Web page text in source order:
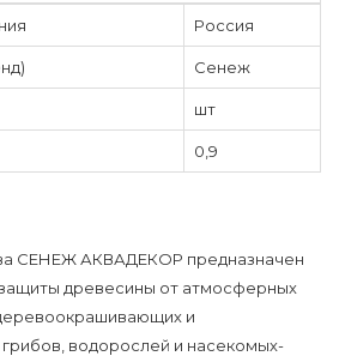
Россия
Сенеж
шт
0,9
СЕНЕЖ АКВАДЕКОР предназначен
древесины от атмосферных
и
водорослей и насекомых-